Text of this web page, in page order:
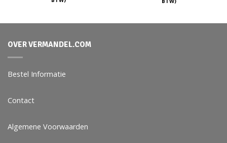
OVER VERMANDEL.COM
Bestel Informatie
Contact
Algemene Voorwaarden